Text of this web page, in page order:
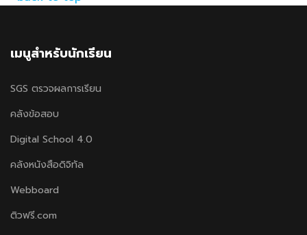
เมนูสำหรับนักเรียน
SGS ตรวจผลการเรียน
คลังข้อสอบ
Digital School 4.0
คลังหนังสือดิจิทัล
Webboard
ติวฟรี.com